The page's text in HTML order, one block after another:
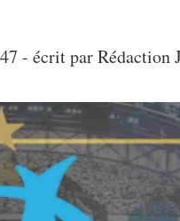
- écrit par Rédaction